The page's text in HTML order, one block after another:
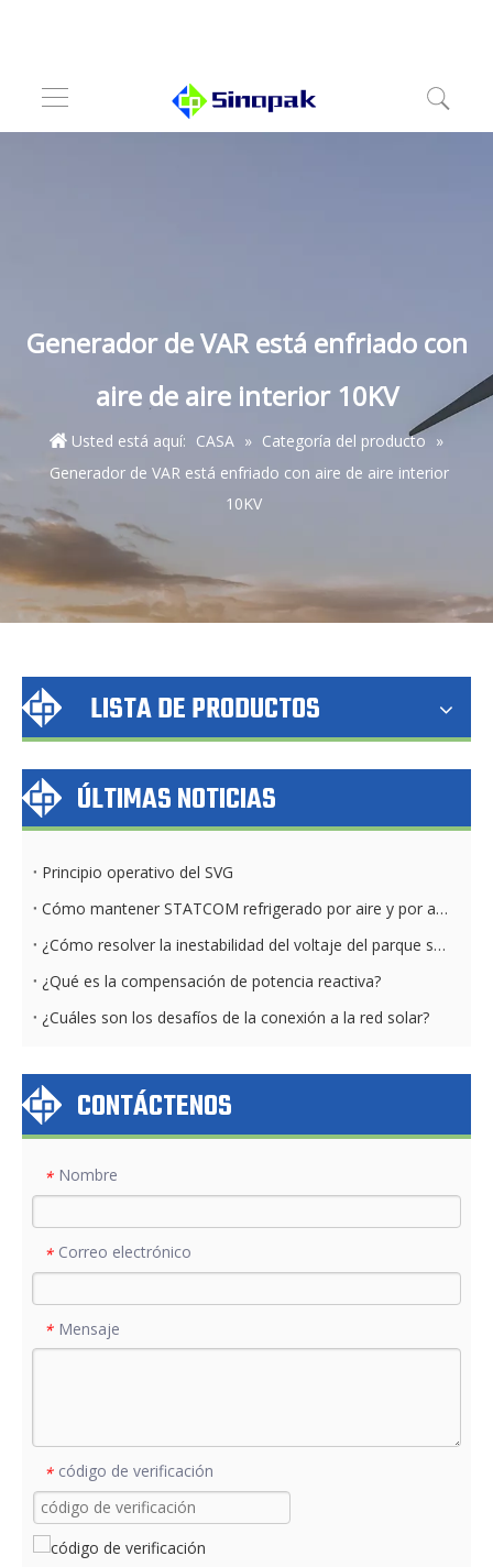
Generador de VAR está enfriado con
aire de aire interior 10KV
Usted está aquí: CASA » Categoría del producto »
Generador de VAR está enfriado con aire de aire interior
10KV
LISTA DE PRODUCTOS
ÚLTIMAS NOTICIAS
Principio operativo del SVG
Cómo mantener STATCOM refrigerado por aire y por agua diariamente
¿Cómo resolver la inestabilidad del voltaje del parque solar?
¿Qué es la compensación de potencia reactiva?
¿Cuáles son los desafíos de la conexión a la red solar?
CONTÁCTENOS
* Nombre
* Correo electrónico
* Mensaje
* código de verificación